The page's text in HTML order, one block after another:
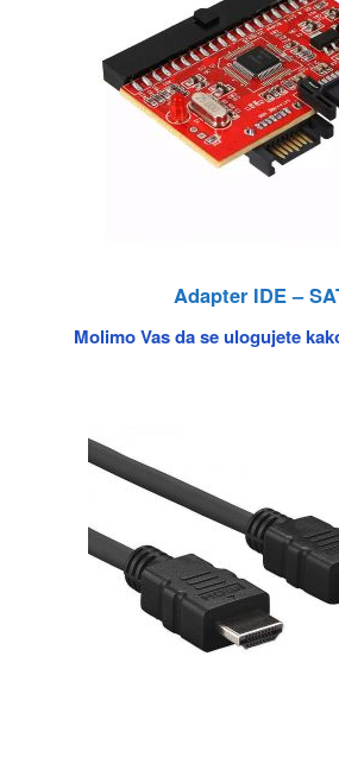
Adapter IDE –
Molimo Vas da se ulogujete